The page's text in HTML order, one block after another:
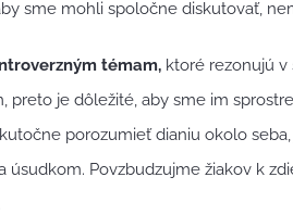
sme mohli spoločne diskutovať,
témam, ktoré rezonujú v
preto je dôležité, aby sme im
porozumieť dianiu okolo
úsudkom. Povzbudzujme žiakov k